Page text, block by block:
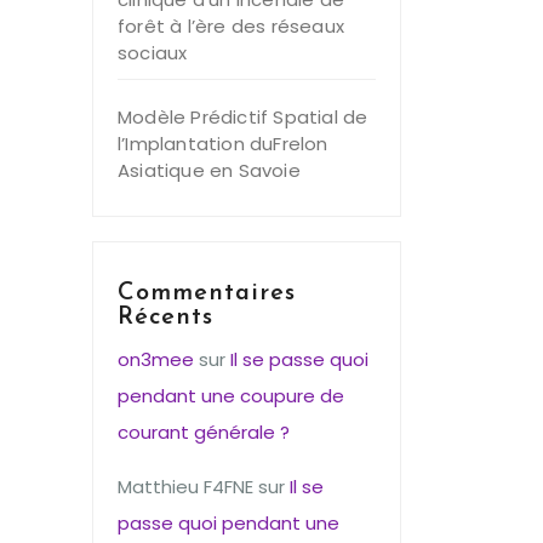
forêt à l’ère des réseaux
sociaux
Modèle Prédictif Spatial de
l’Implantation duFrelon
Asiatique en Savoie
Commentaires
Récents
on3mee surIl se passe quoi
pendant une coupure de
courant générale ?
Matthieu F4FNEsurIl se
passe quoi pendant une